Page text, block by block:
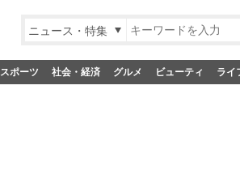
ニュース・特集
スポーツ 社会・経済 グルメ ビューティ ライ